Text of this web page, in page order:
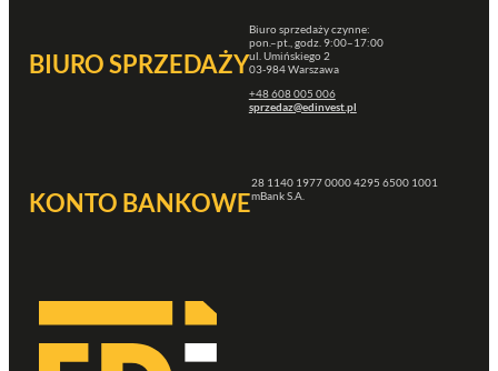
BIURO SPRZEDAŻY
Biuro sprzedaży czynne:
pon.–pt., godz. 9:00–17:00
ul. Umińskiego 2
03-984 Warszawa
+48 608 005 006
sprzedaz@edinvest.pl
KONTO BANKOWE
28 1140 1977 0000 4295 6500 1001
mBank S.A.